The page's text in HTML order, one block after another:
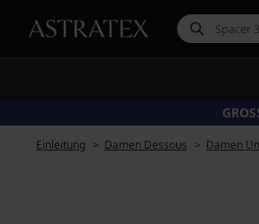
Einleitung Damen Dessous Damen